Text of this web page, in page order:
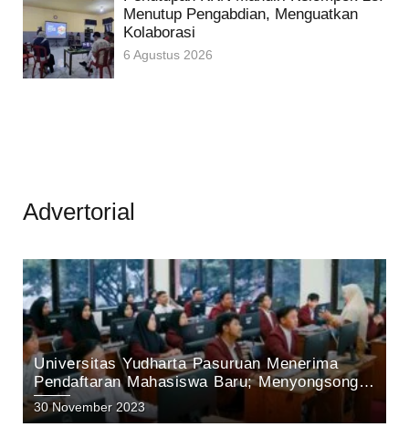
Menutup Pengabdian, Menguatkan
Kolaborasi
6 Agustus 2026
Advertorial
Universitas Yudharta Pasuruan Menerima
Pendaftaran Mahasiswa Baru; Menyongsong
Masa Depan Unggul dengan Inovasi dan
Prestasi.
30 November 2023